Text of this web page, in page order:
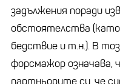
задължения поради
обстоятелства (като
бедствие и т.н.). В
форсмажор означава,
партньорите си, че